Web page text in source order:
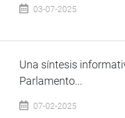
03-07-2025
Una síntesis
Parlamento...
07-02-2025